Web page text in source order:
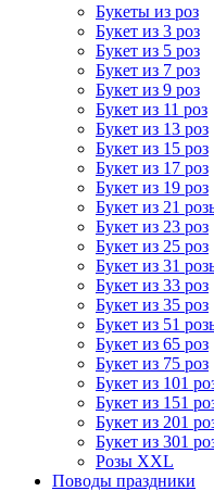
Букеты из роз
Букет из 3 роз
Букет из 5 роз
Букет из 7 роз
Букет из 9 роз
Букет из 11 роз
Букет из 13 роз
Букет из 15 роз
Букет из 17 роз
Букет из 19 роз
Букет из 21
Букет из 23 роз
Букет из 25 роз
Букет из 31
Букет из 33 роз
Букет из 35 роз
Букет из 51
Букет из 65 роз
Букет из 75 роз
Букет из 101
Букет из 151
Букет из 201
Букет из 301
Розы XXL
Поводы праздники